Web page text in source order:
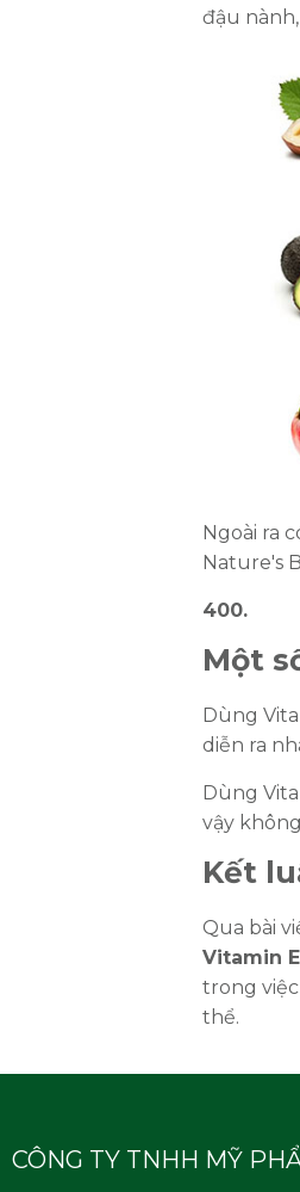
đậu
Ngoài ra
Nature's
400.
Một
Dùng
diễn ra
Dùng
vậy
Kết
Qua bài
Vitamin E
trong
thể.
CÔNG TY TNHH MỸ